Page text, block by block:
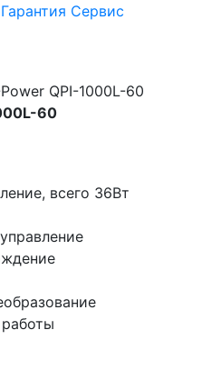
Гарантия Сервис
QPI-1000L-60
60
всего 36Вт